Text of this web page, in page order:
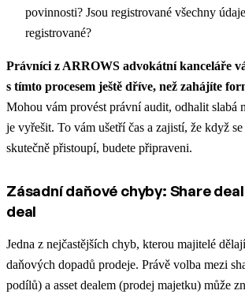
povinnosti? Jsou registrované všechny
registrované?
Právníci z ARROWS advokátní kanceláře
s tímto procesem ještě dříve, než zahájíte
Mohou vám provést právní audit, odhalit slabá
je vyřešit. To vám ušetří čas a zajistí, že když
skutečně přistoupí, budete připraveni.
Zásadní daňové chyby: Share
deal
Jedna z nejčastějších chyb, kterou majitelé
daňových dopadů prodeje. Právě volba mezi
podílů) a asset dealem (prodej majetku) může